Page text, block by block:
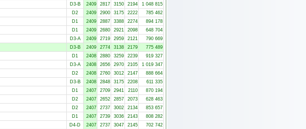
D3-B 2409 2817 3150 2194
1 048 815
D2 2409 2900 3175 2222
785 462
D1 2409 2887 3388 2274
894 178
D1 2409 2680 2921 2098
648 704
D3-A 2409 2719 2959 2121
790 669
D3-B 2409 2774 3138 2179
775 489
D1 2408 2880 3259 2239
919 327
D3-A 2408 2656 2970 2105
1 019 347
D2 2408 2760 3012 2147
888 664
D3-B 2408 2848 3175 2208
611 335
D1 2407 2709 2941 2110
870 194
D2 2407 2652 2857 2073
628 463
D2 2407 2737 3002 2134
853 657
D1 2407 2739 3036 2143
808 282
D4-D 2407 2737 3047 2145
702 742